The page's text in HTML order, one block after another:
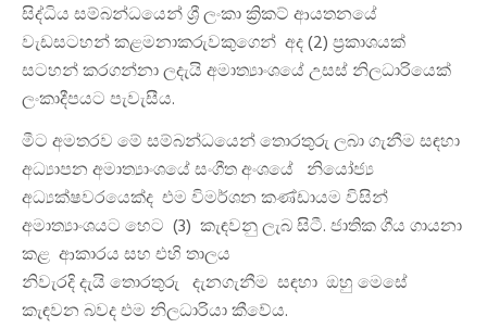
සිද්ධිය සම්බන්ධයෙන් ශ්‍රී ලංකා ක්‍රිකට් ආයතනයේ
වැඩසටහන් කළමනාකරුවකුගෙන් අද (2) ප්‍රකාශයක්
සටහන් කරගන්නා ලදැයි අමාත්‍යාංශයේ උසස් නිලධාරියෙක්
ලංකාදීපයට පැවැසීය.
මීට අමතරව මේ සම්බන්ධයෙන් තොරතුරු ලබා ගැනීම සඳහා
අධ්‍යාපන අමාත්‍යාංශයේ සංගීත අංශයේ නියෝජ්‍ය
අධ්‍යක්ෂවරයෙක්ද එම විමර්ශන කණ්ඩායම විසින්
අමාත්‍යාංශයට හෙට (3) කැඳවනු ලැබ සිටී. ජාතික ගීය ගායනා
කළ ආකාරය සහ එහි තාලය
නිවැරදි දැයි තොරතුරු දැනගැනීම සඳහා ඔහු මෙසේ
කැඳවන බවද එම නිලධාරියා කීවේය.